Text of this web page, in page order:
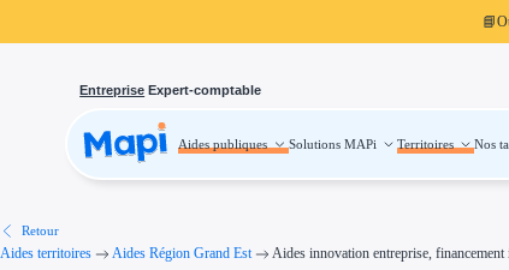
📘
Entreprise Expert-comptable
Aides publiques Solutions MAPi Territoires Nos
Aides publiques
Investissement
Thématiques
Retour
Aides territoires Aides Région Grand Est Aides innovation entreprise,